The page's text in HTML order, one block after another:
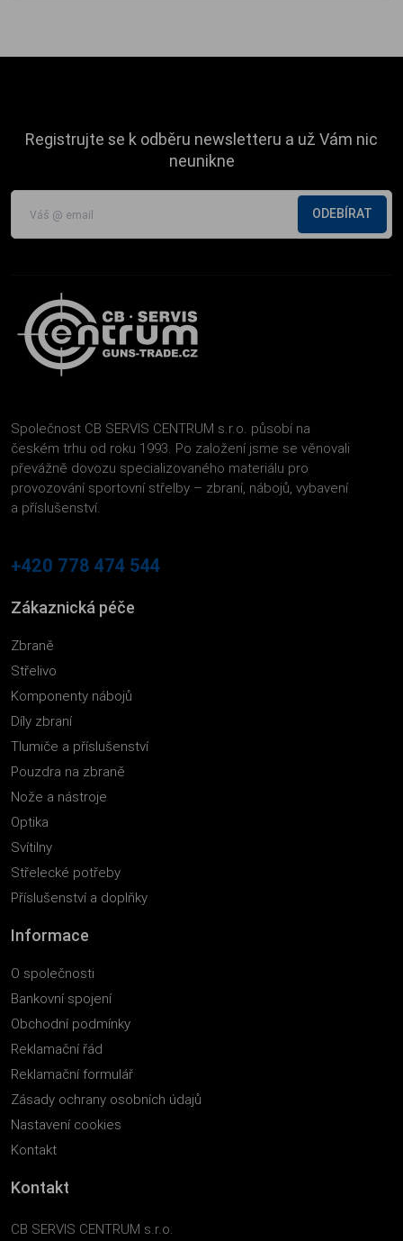
Registrujte se k odběru newsletteru a už Vám nic
neunikne
ODEBÍRAT
Společnost CB SERVIS CENTRUM s.r.o. působí na
českém trhu od roku 1993. Po založení jsme se věnovali
převážně dovozu specializovaného materiálu pro
provozování sportovní střelby – zbraní, nábojů, vybavení
a příslušenství.
+420 778 474 544
Zákaznická péče
Zbraně
Střelivo
Komponenty nábojů
Díly zbraní
Tlumiče a příslušenství
Pouzdra na zbraně
Nože a nástroje
Optika
Svítilny
Střelecké potřeby
Příslušenství a doplňky
Informace
O společnosti
Bankovní spojení
Obchodní podmínky
Reklamační řád
Reklamační formulář
Zásady ochrany osobních údajů
Nastavení cookies
Kontakt
Kontakt
CB SERVIS CENTRUM s.r.o.